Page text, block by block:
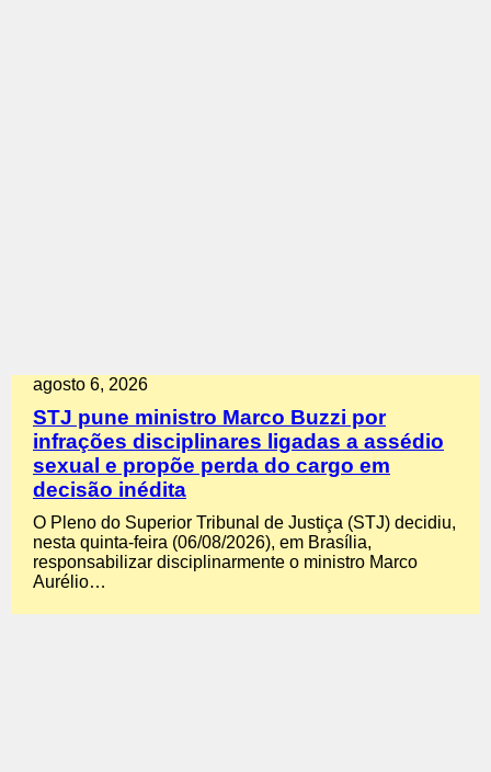
agosto 6, 2026
STJ pune ministro Marco Buzzi por
infrações disciplinares ligadas a assédio
sexual e propõe perda do cargo em
decisão inédita
O Pleno do Superior Tribunal de Justiça (STJ) decidiu,
nesta quinta-feira (06/08/2026), em Brasília,
responsabilizar disciplinarmente o ministro Marco
Aurélio…